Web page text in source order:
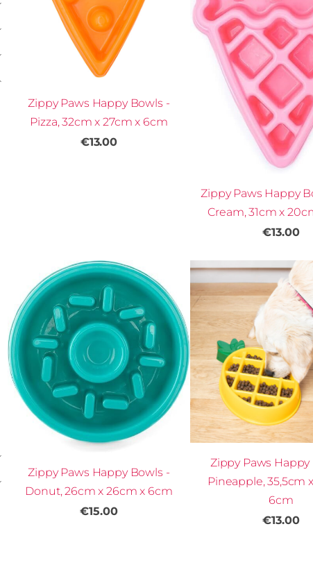
Zippy Paws Happy Bowls -
Pizza, 32cm x 27cm x 6cm
€13.00
Zippy Paws Happy
Cream, 31cm x
€13.00
Zippy Paws Happy Bowls -
Donut, 26cm x 26cm x 6cm
€15.00
Zippy Paws Happy
Pineapple, 35,5cm
6cm
€13.00